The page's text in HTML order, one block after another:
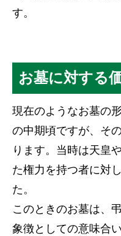
す。
お墓に対する
現在のようなお墓の
の中期頃ですが、そ
ります。当時は天皇
た権力を持つ者に対
た。
このときのお墓は、
象徴としての意味合